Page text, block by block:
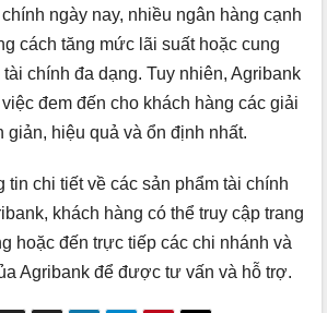
ngày nay, nhiều ngân hàng cạnh
cách tăng mức lãi suất hoặc cung
chính đa dạng. Tuy nhiên, Agribank
việc đem đến cho khách hàng các giải
giản, hiệu quả và ổn định nhất.
tin chi tiết về các sản phẩm tài chính
khách hàng có thể truy cập trang
hoặc đến trực tiếp các chi nhánh và
Agribank để được tư vấn và hỗ trợ.